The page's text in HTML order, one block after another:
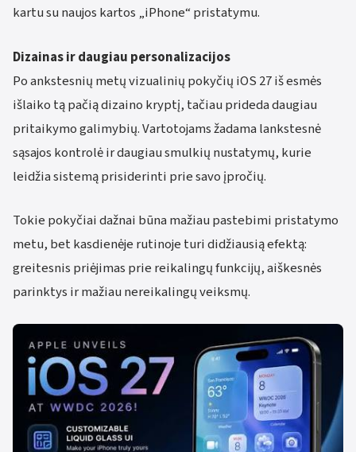
kartu su naujos kartos „iPhone“ pristatymu.
Dizainas ir daugiau personalizacijos
Po ankstesnių metų vizualinių pokyčių iOS 27 iš esmės
išlaiko tą pačią dizaino kryptį, tačiau prideda daugiau
pritaikymo galimybių. Vartotojams žadama lankstesnė
sąsajos kontrolė ir daugiau smulkių nustatymų, kurie
leidžia sistemą prisiderinti prie savo įpročių.
Tokie pokyčiai dažnai būna mažiau pastebimi pristatymo
metu, bet kasdienėje rutinoje turi didžiausią efektą:
greitesnis priėjimas prie reikalingų funkcijų, aiškesnės
parinktys ir mažiau nereikalingų veiksmų.